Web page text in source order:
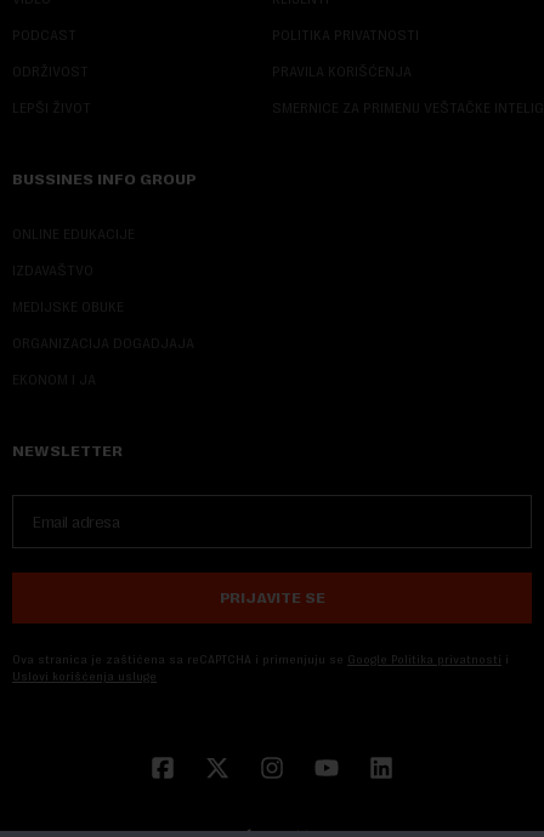
PODCAST
ODRŽIVOST
LEPŠI ŽIVOT
POLITIKA PRIVATNOSTI
PRAVILA KORIŠĆENJA
SMERNICE ZA PRIMENU VEŠTAČKE
BUSSINES INFO GROUP
ONLINE EDUKACIJE
IZDAVAŠTVO
MEDIJSKE OBUKE
ORGANIZACIJA DOGADJAJA
EKONOM I JA
NEWSLETTER
PRIJAVITE SE
Ova stranica je zaštićena sa reCAPTCHA i primenjuju se Google Politika privatnosti i
Uslovi korišćenja usluge